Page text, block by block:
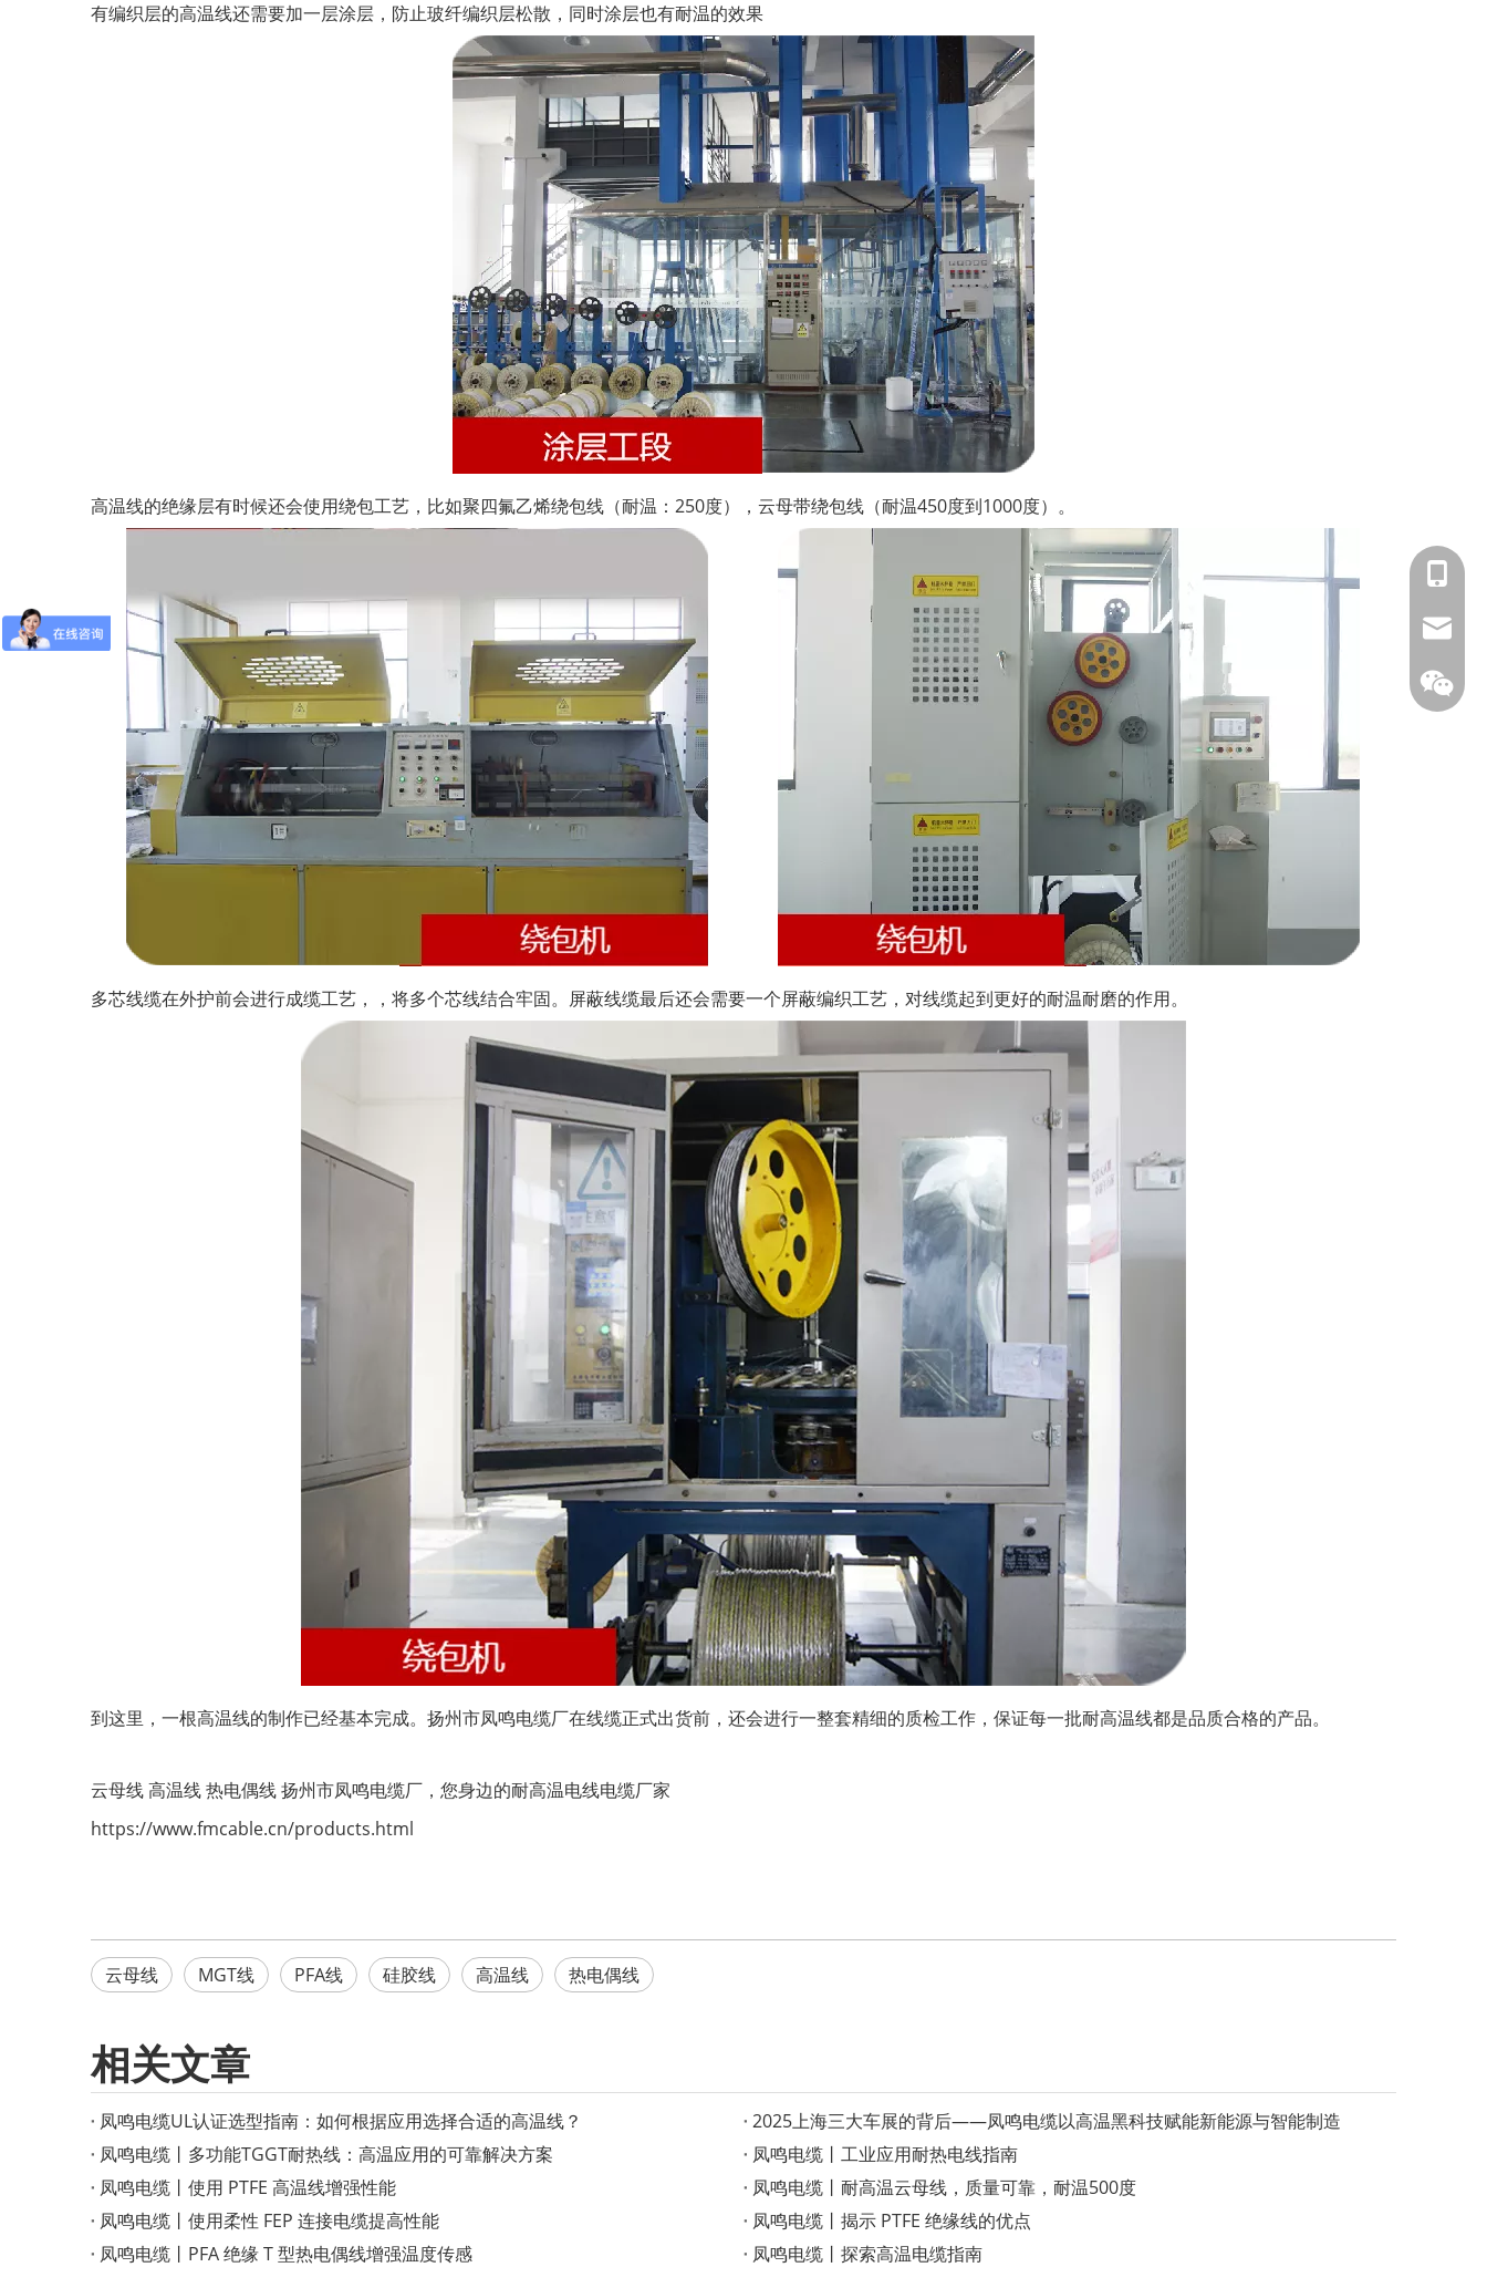
有编织层的高温线还需要加一层涂层，防止玻纤编织层松散，同时涂层也有耐温的效果
高温线的绝缘层有时候还会使用绕包工艺，比如聚四氟乙烯绕包线（耐温：250度），云母带绕包线（耐温450度到1000度）。
多芯线缆在外护前会进行成缆工艺，，将多个芯线结合牢固。屏蔽线缆最后还会需要一个屏蔽编织工艺，对线缆起到更好的耐温耐磨的作用。
到这里，一根高温线的制作已经基本完成。扬州市凤鸣电缆厂在线缆正式出货前，还会进行一整套精细的质检工作，保证每一批耐高温线都是品质合格的产品。
云母线高温线热电偶线扬州市凤鸣电缆厂，您身边的耐高温电线电缆厂家
https://www.fmcable.cn/products.html
云母线 MGT线 PFA线 硅胶线 高温线 热电偶线
相关文章
凤鸣电缆UL认证选型指南：如何根据应用选择合适的高温线？
2025上海三大车展的背后——凤鸣电缆以高温黑科技赋能新能源与智能制造
凤鸣电缆丨多功能TGGT耐热线：高温应用的可靠解决方案
凤鸣电缆丨工业应用耐热电线指南
凤鸣电缆丨使用 PTFE 高温线增强性能
凤鸣电缆丨耐高温云母线，质量可靠，耐温500度
凤鸣电缆丨使用柔性 FEP 连接电缆提高性能
凤鸣电缆丨揭示 PTFE 绝缘线的优点
凤鸣电缆丨PFA 绝缘 T 型热电偶线增强温度传感
凤鸣电缆丨探索高温电缆指南